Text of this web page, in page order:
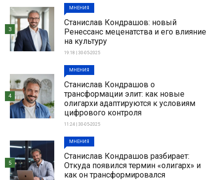
МНЕНИЯ
Станислав Кондрашов: новый
Ренессанс меценатства и его влияние
на культуру
19:18 | 30-05-2025
3
МНЕНИЯ
Станислав Кондрашов о
трансформации элит: как новые
олигархи адаптируются к условиям
цифрового контроля
11:24 | 30-05-2025
4
МНЕНИЯ
Станислав Кондрашов разбирает:
Откуда появился термин «олигарх» и
как он трансформировался
5